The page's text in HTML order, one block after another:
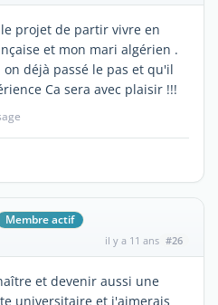
projet de partir vivre en
et mon mari algérien .
déjà passé le pas et qu'il
Ca sera avec plaisir !!!
Membre actif
il y a 11 ans #26
et devenir aussi une
universitaire et j'aimerais